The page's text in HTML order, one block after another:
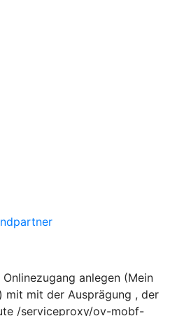
anlegen (Mein
mit mit der Ausprägung , der
/serviceproxy/ov-mobf-